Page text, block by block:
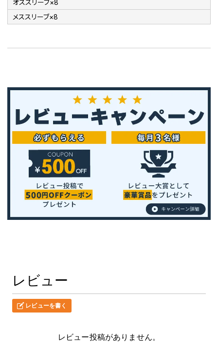
オススリーブ×8
メススリーブ×8
レビュー
レビューを書く
レビュー投稿がありません。